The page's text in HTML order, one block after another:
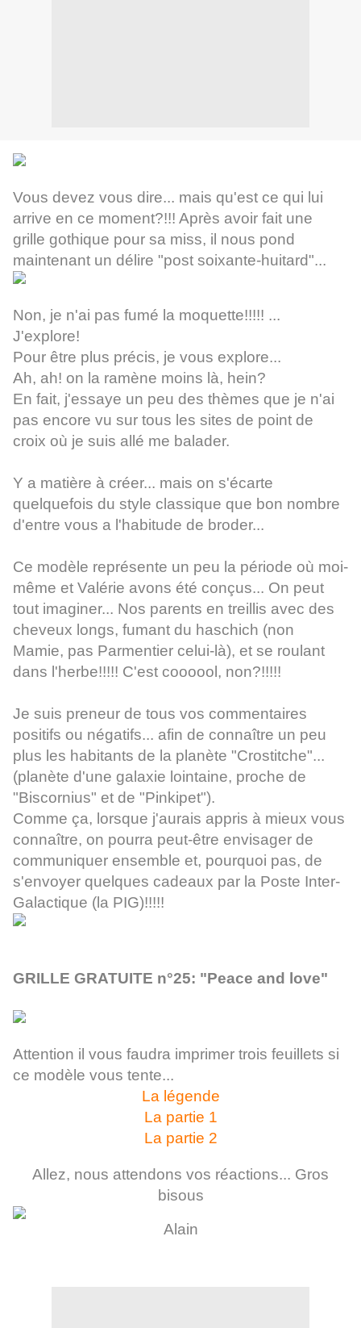
Vous devez vous dire... mais qu'est ce qui lui
arrive en ce moment?!!! Après avoir fait une
grille gothique pour sa miss, il nous pond
maintenant un délire "post soixante-huitard"...
Non, je n'ai pas fumé la moquette!!!!! ...
J'explore!
Pour être plus précis, je vous explore...
Ah, ah! on la ramène moins là, hein?
En fait, j'essaye un peu des thèmes que je n'ai
pas encore vu sur tous les sites de point de
croix où je suis allé me balader.
Y a matière à créer... mais on s'écarte
quelquefois du style classique que bon nombre
d'entre vous a l'habitude de broder...
Ce modèle représente un peu la période où moi-
même et Valérie avons été conçus... On peut
tout imaginer... Nos parents en treillis avec des
cheveux longs, fumant du haschich (non
Mamie, pas Parmentier celui-là), et se roulant
dans l'herbe!!!!! C'est coooool, non?!!!!!
Je suis preneur de tous vos commentaires
positifs ou négatifs... afin de connaître un peu
plus les habitants de la planète "Crostitche"...
(planète d'une galaxie lointaine, proche de
"Biscornius" et de "Pinkipet").
Comme ça, lorsque j'aurais appris à mieux vous
connaître, on pourra peut-être envisager de
communiquer ensemble et, pourquoi pas, de
s'envoyer quelques cadeaux par la Poste Inter-
Galactique (la PIG)!!!!!
GRILLE GRATUITE n°25: "Peace and love"
Attention il vous faudra imprimer trois feuillets si
ce modèle vous tente...
La légende
La partie 1
La partie 2
Allez, nous attendons vos réactions... Gros
bisous
Alain